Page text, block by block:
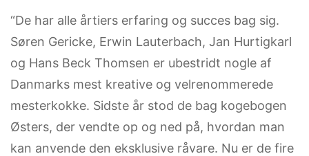
“De har alle årtiers erfaring og succes bag sig.
Søren Gericke, Erwin Lauterbach, Jan Hurtigkarl
og Hans Beck Thomsen er ubestridt nogle af
Danmarks mest kreative og velrenommerede
mesterkokke. Sidste år stod de bag kogebogen
Østers, der vendte op og ned på, hvordan man
kan anvende den eksklusive råvare. Nu er de fire